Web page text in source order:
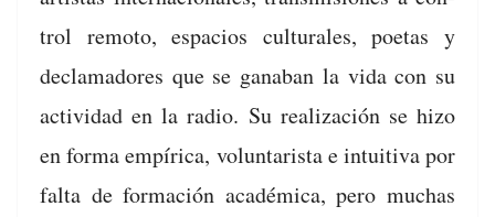
trol remo­to, espa­cios cul­tur­ales, poet­as y
decla­madores que se gan­a­ban la vida con su
activi­dad en la radio. Su real­ización se hizo
en for­ma empíri­ca, vol­un­tarista e intu­iti­va por
fal­ta de for­ma­ción académi­ca, pero muchas